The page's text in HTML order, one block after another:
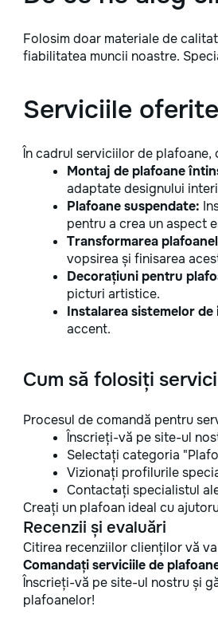
Folosim doar materiale de
fiabilitatea muncii noastre.
Serviciile oferite
În cadrul serviciilor de plafoane,
Montaj de plafoane
adaptate designului
Plafoane suspendate:
pentru a crea un aspect
Transformarea
vopsirea și finisarea
Decorațiuni pentru
picturi artistice.
Instalarea sistemelor de
accent.
Cum să folosiți
Procesul de comandă pentru
Înscrieți-vă pe site-ul
Selectați categoria
Vizionați profilurile
Contactați specialistul
Creați un plafoan ideal cu
Recenzii și evaluări
Citirea recenziilor clienților vă
Comandați serviciile de
Înscrieți-vă pe site-ul nostru și
plafoanelor!